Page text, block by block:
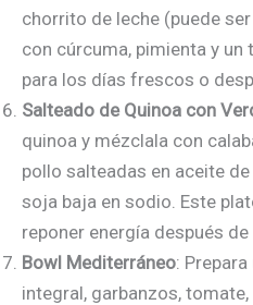
chorrito de leche (puede
con cúrcuma, pimienta y un
para los días frescos o
Salteado de Quinoa con
quinoa y mézclala con
pollo salteadas en aceite
soja baja en sodio. Este
reponer energía después de
Bowl Mediterráneo:
integral, garbanzos,